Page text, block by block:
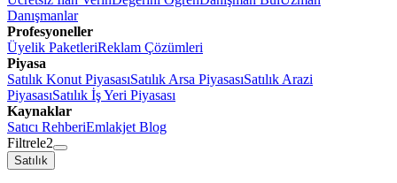
Danışmanlar
Profesyoneller
Üyelik PaketleriReklam Çözümleri
Piyasa
Satılık Konut PiyasasıSatılık Arsa PiyasasıSatılık Arazi
PiyasasıSatılık İş Yeri Piyasası
Kaynaklar
Satıcı RehberiEmlakjet Blog
Filtrele2
Satılık